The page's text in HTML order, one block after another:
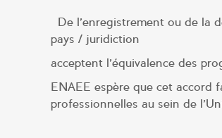
De l’enregistrement ou de la
pays / juridiction
acceptent l’équivalence des
ENAEE espère que cet accord
professionnelles au sein de